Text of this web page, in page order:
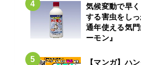
気候変動で早
する害虫をしっ
通年使える気
ーモン』
【マンガ】ハ